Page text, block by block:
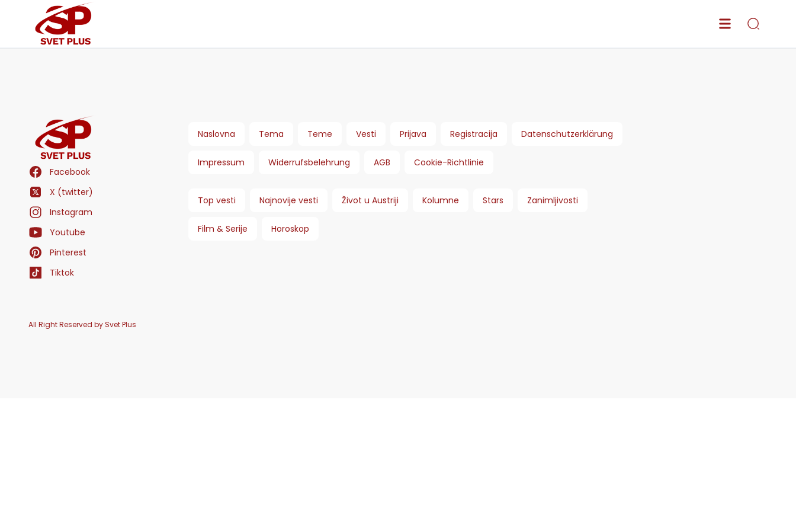
Facebook
X (twitter)
Instagram
Youtube
Pinterest
Tiktok
Naslovna Tema Teme Vesti Prijava Registracija Datenschutzerklärung
Impressum Widerrufsbelehrung AGB Cookie-Richtlinie
Top vesti Najnovije vesti Život u Austriji Kolumne Stars Zanimljivosti
Film & Serije Horoskop
All Right Reserved by Svet Plus